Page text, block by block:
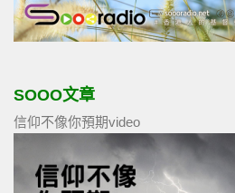
SOOO文章
信仰不像你預期video